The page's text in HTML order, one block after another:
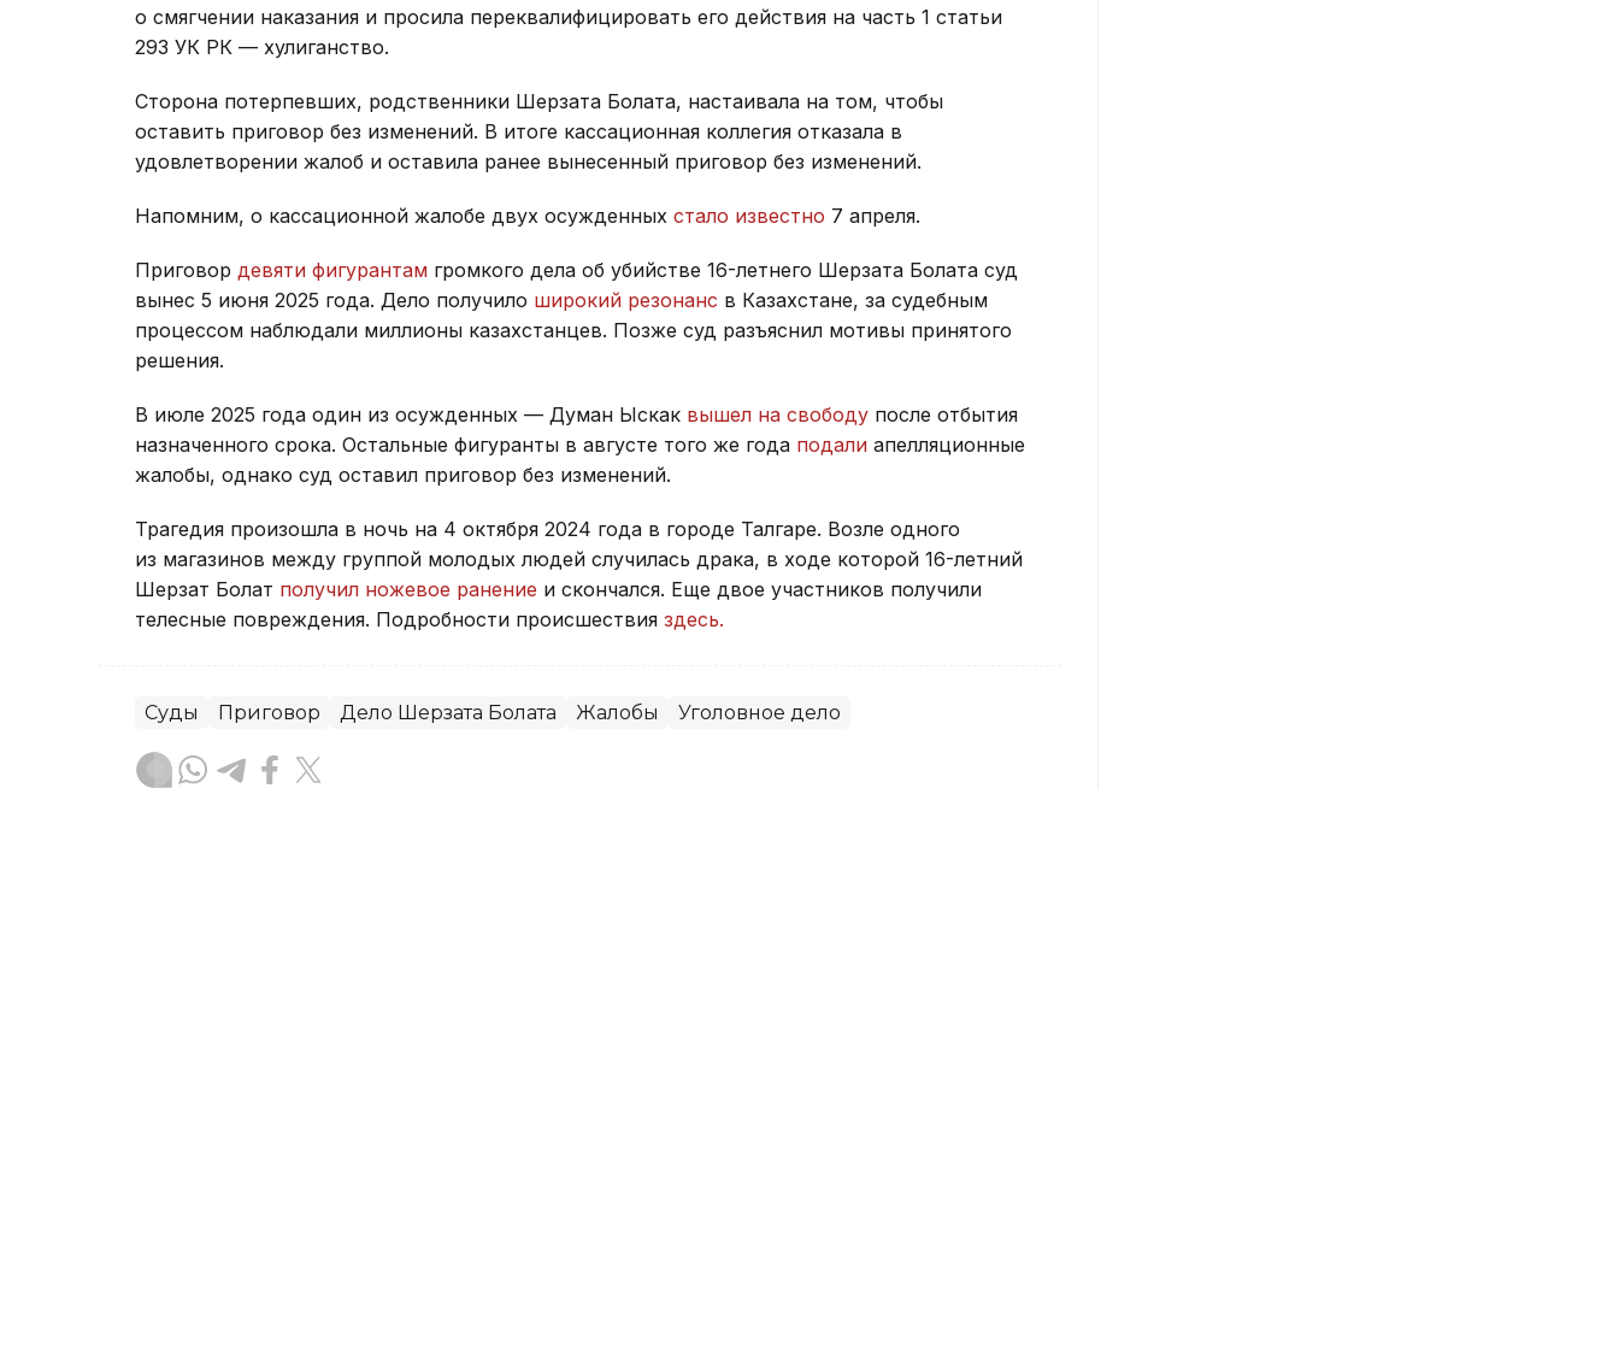
о смягчении наказания и просила переквалифицировать его действия на часть 1 статьи
293 УК РК — хулиганство.
Сторона потерпевших, родственники Шерзата Болата, настаивала на том, чтобы
оставить приговор без изменений. В итоге кассационная коллегия отказала в
удовлетворении жалоб и оставила ранее вынесенный приговор без изменений.
Напомним, о кассационной жалобе двух осужденных стало известно 7 апреля.
Приговор девяти фигурантам громкого дела об убийстве 16-летнего Шерзата Болата суд
вынес 5 июня 2025 года. Дело получило широкий резонанс в Казахстане, за судебным
процессом наблюдали миллионы казахстанцев. Позже суд разъяснил мотивы принятого
решения.
В июле 2025 года один из осужденных — Думан Ыскак вышел на свободу после отбытия
назначенного срока. Остальные фигуранты в августе того же года подали апелляционные
жалобы, однако суд оставил приговор без изменений.
Трагедия произошла в ночь на 4 октября 2024 года в городе Талгаре. Возле одного
из магазинов между группой молодых людей случилась драка, в ходе которой 16-летний
Шерзат Болат получил ножевое ранение и скончался. Еще двое участников получили
телесные повреждения. Подробности происшествия здесь.
Суды Приговор Дело Шерзата Болата Жалобы Уголовное дело